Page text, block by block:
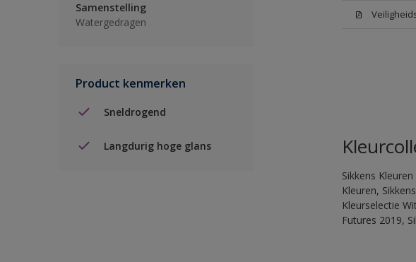
Samenstelling
Watergedragen
Product kenmerken
Sneldrogend
Langdurig hoge glans
Sikkens
Kleuren,
Kleurselectie
Futures 2019,